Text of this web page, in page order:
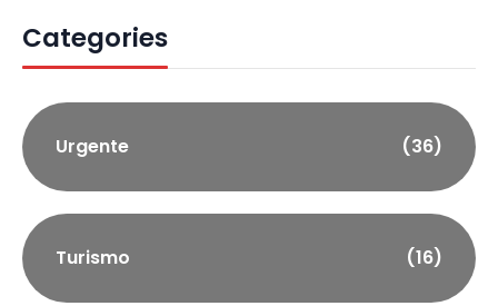
Categories
Urgente (36)
Turismo (16)